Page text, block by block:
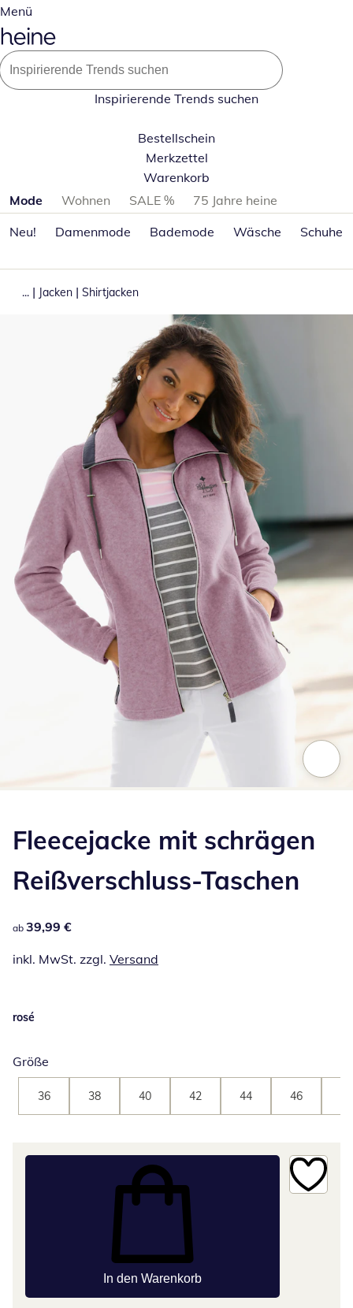
Menü
Inspirierende Trends suchen
Bestellschein
Merkzettel
Warenkorb
Produktkategorien überspringen
Mode Wohnen SALE %
75 Jahre heine
Neu!
Damenmode Bademode Wäsche Schuhe
... | Jacken | Shirtjacken
Fleecejacke mit schrägen
Reißverschluss-Taschen
39,99 €
ab 39,99 €
inkl. MwSt. zzgl. Versand
rosé
Größe
36 38 40 42 44 46
In den Warenkorb